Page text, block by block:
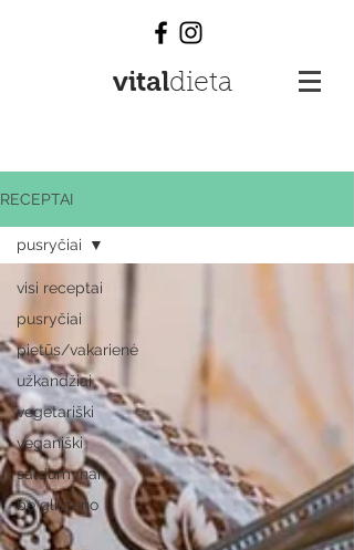
vitaldieta
RECEPTAI
visi receptai
pusryčiai
pietūs/vakarienė
užkandžiai
vegetariški
veganiški
saldumynai
be gliuteno
pusryčiai